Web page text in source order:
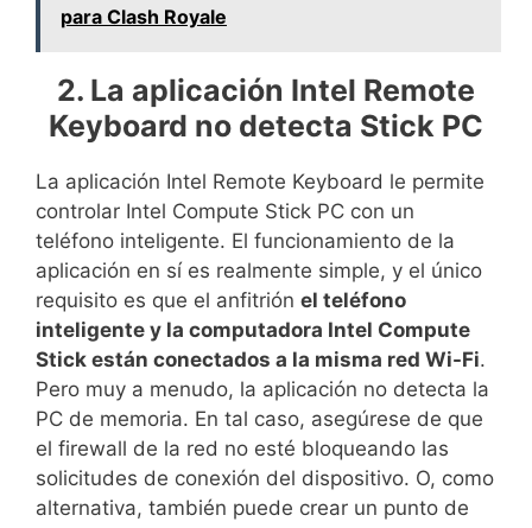
para Clash Royale
2. La aplicación Intel Remote
Keyboard no detecta Stick PC
La aplicación Intel Remote Keyboard le permite
controlar Intel Compute Stick PC con un
teléfono inteligente. El funcionamiento de la
aplicación en sí es realmente simple, y el único
requisito es que el anfitrión el teléfono
inteligente y la computadora Intel Compute
Stick están conectados a la misma red Wi-Fi.
Pero muy a menudo, la aplicación no detecta la
PC de memoria. En tal caso, asegúrese de que
el firewall de la red no esté bloqueando las
solicitudes de conexión del dispositivo. O, como
alternativa, también puede crear un punto de